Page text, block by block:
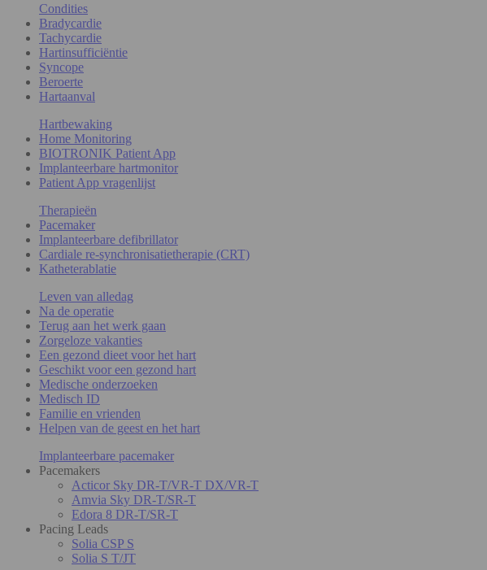
Condities
Bradycardie
Tachycardie
Hartinsufficiëntie
Syncope
Beroerte
Hartaanval
Hartbewaking
Home Monitoring
BIOTRONIK Patient App
Implanteerbare hartmonitor
Patient App vragenlijst
Therapieën
Pacemaker
Implanteerbare defibrillator
Cardiale re-synchronisatietherapie (CRT)
Katheterablatie
Leven van alledag
Na de operatie
Terug aan het werk gaan
Zorgeloze vakanties
Een gezond dieet voor het hart
Geschikt voor een gezond hart
Medische onderzoeken
Medisch ID
Familie en vrienden
Helpen van de geest en het hart
Implanteerbare pacemaker
Pacemakers
Acticor Sky DR-T/VR-T DX/VR-T
Amvia Sky DR-T/SR-T
Edora 8 DR-T/SR-T
Pacing Leads
Solia CSP S
Solia S T/JT